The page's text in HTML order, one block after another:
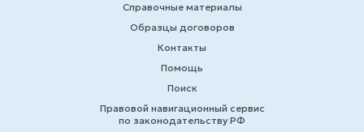
Справочные материалы
Образцы договоров
Контакты
Помощь
Поиск
Правовой навигационный сервис
по законодательству РФ